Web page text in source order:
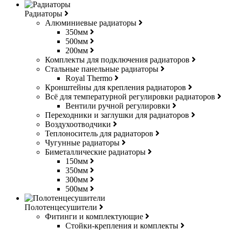
Радиаторы
Алюминиевые радиаторы
350мм
500мм
200мм
Комплекты для подключения радиаторов
Стальные панельные радиаторы
Royal Thermo
Кронштейны для крепления радиаторов
Всё для температурной регулировки радиаторов
Вентили ручной регулировки
Переходники и заглушки для радиаторов
Воздухоотводчики
Теплоноситель для радиаторов
Чугунные радиаторы
Биметаллические радиаторы
150мм
350мм
300мм
500мм
Полотенцесушители
Фитинги и комплектующие
Стойки-крепления и комплекты